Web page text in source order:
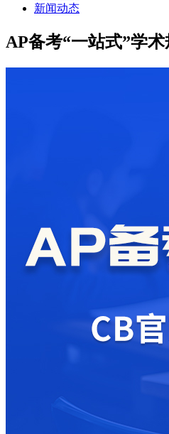
新闻动态
AP备考“一站式”学